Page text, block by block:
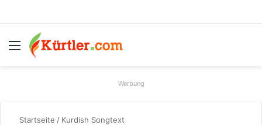
Menü
Werbung
Startseite / Kurdish Songtext